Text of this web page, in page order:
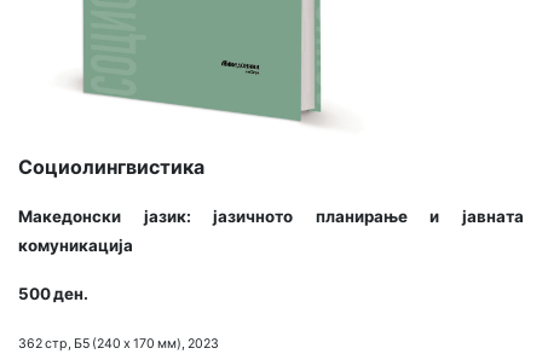
Социолингвистика
Македонски јазик: јазичното планирање и јавната
комуникација
500 ден.
362 стр, Б5 (240 х 170 мм), 2023